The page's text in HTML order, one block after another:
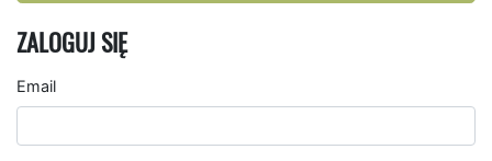
ZALOGUJ SIĘ
Email